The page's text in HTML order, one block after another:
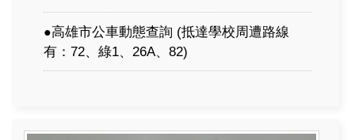
●高雄市公車動態查詢 (抵達學校周遭路線
有：72、綠1、26A、82)